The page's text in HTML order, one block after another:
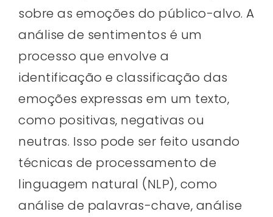
sobre as emoções do público-alvo. A
análise de sentimentos é um
processo que envolve a
identificação e classificação das
emoções expressas em um texto,
como positivas, negativas ou
neutras. Isso pode ser feito usando
técnicas de processamento de
linguagem natural (NLP), como
análise de palavras-chave, análise